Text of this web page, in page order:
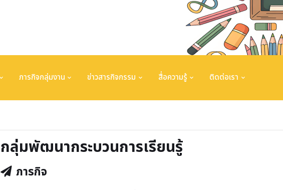
ภารกิจกลุ่มงาน ข่าวสารกิจกรรม สื่อความรู้ ติดต่อเรา
กลุ่มพัฒนากระบวนการเรียนรู้
ภารกิจ